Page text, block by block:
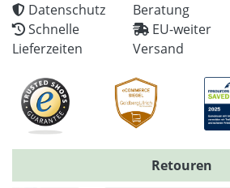
Datenschutz
Schnelle
Lieferzeiten
Beratung
EU-weiter
Versand
Retouren